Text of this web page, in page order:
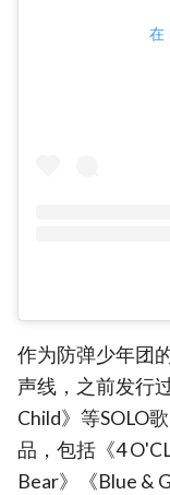
在
作为防弹少年团
声线，之前发行
Child》等SOLO
品，包括《4
Bear》《Blue &